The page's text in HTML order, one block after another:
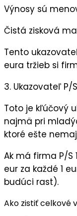
Výnosy sú
Čistá zisková
Tento
eura tržieb si
3. Ukazovateľ
Toto je kľúčový
najmä pri
ktoré ešte
Ak má firma P/S
eur za každé 1
budúci rast).
Ako zistiť celkové